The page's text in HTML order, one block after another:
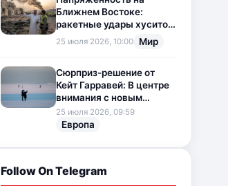
Ближнем Востоке:
ракетные удары хуситов
по Саудовской Аравии
загоняют ситуацию в
25 июля 2026, 10:00 Мир
Сюрприз-решение от
Кейт Гарравей: В центре
внимания с новым
любовным
приключением
25 июля 2026, 09:59
Европа
Follow On Telegram